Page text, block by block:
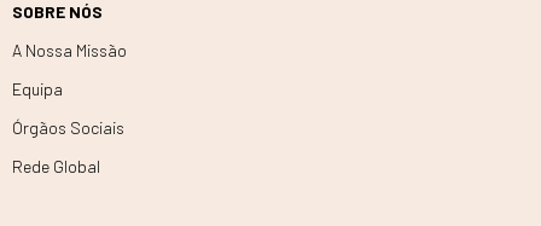
SOBRE NÓS
A Nossa Missão
Equipa
Órgãos Sociais
Rede Global